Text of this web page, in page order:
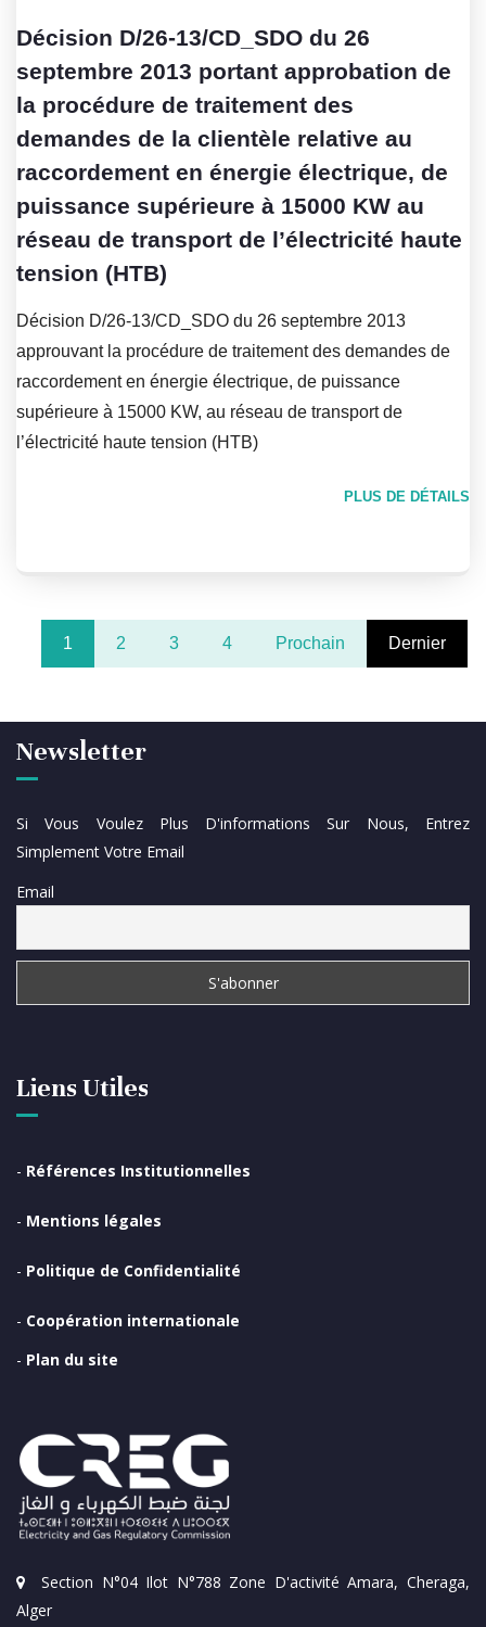
Décision D/26-13/CD_SDO du 26
septembre 2013 portant approbation de
la procédure de traitement des
demandes de la clientèle relative au
raccordement en énergie électrique, de
puissance supérieure à 15000 KW au
réseau de transport de l’électricité haute
tension (HTB)
Décision D/26-13/CD_SDO du 26 septembre 2013
approuvant la procédure de traitement des demandes de
raccordement en énergie électrique, de puissance
supérieure à 15000 KW, au réseau de transport de
l’électricité haute tension (HTB)
PLUS DE DÉTAILS
1 2 3 4 Prochain Dernier
Section N°04 Ilot N°788 Zone D'activité Amara, Cheraga,
Alger
Liens Utiles
- Références Institutionnelles
- Mentions légales
- Politique de Confidentialité
- Coopération internationale
- Plan du site
Newsletter
Si Vous Voulez Plus D'informations Sur Nous, Entrez
Simplement Votre Email
Email